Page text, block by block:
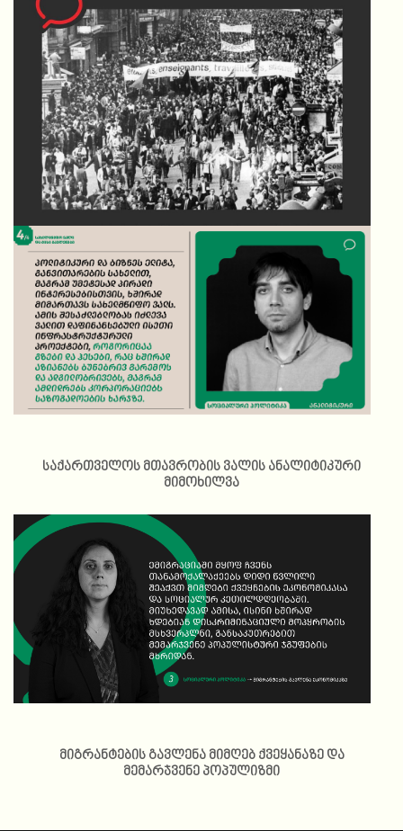
მშრომელთა საერთაშორისო დღე
საქართველოს მთავრობის ვალის ანალიტიკური
მიმოხილვა
მიგრანტების გავლენა მიმღებ ქვეყანაზე და
მემარჯვენე პოპულიზმი